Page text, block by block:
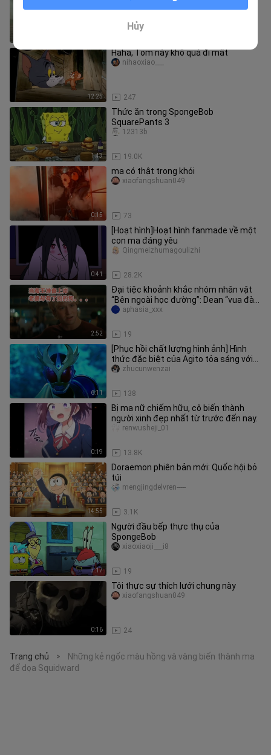
12:25
Haha, Tom này khổ quá đi mất
247
nihaoxiao___
1:43
Thức ăn trong SpongeBob
SquarePants 3
19.0K
12313b
0:15
ma có thật trong khói
73
xiaofangshuan049
0:41
[Hoạt hình]Hoạt hình fanmade về một
con ma đáng yêu
28.2K
Qingmeizhumagoulizhi
2:52
Đại tiệc khoảnh khắc nhóm nhân vật
“Bên ngoài học đường”: Dean “vua đào
hoa” đánh ghen tiểu tam
19
aphasia_xxx
6:11
[Phục hồi chất lượng hình ảnh] Hình
thức đặc biệt của Agito tỏa sáng với
chất lượng hình ảnh cấp độ
138
zhucunwenzai
0:19
Bị ma nữ chiếm hữu, cô biến thành
người xinh đẹp nhất từ trước đến nay.
13.8K
renwusheji_01
14:55
Doraemon phiên bản mới: Quốc hội bỏ
túi
3.1K
mengjingdelvren-----
3:17
Người đầu bếp thực thụ của
SpongeBob
19
xiaoxiaoji___i8
0:16
Tôi thực sự thích lưới chung này
24
xiaofangshuan049
Trang chủ >
Những kẻ ngốc màu hồng và vàng biến thành ma
để dọa Squidward
Hủy